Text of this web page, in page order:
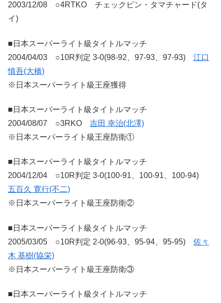
2003/12/08 ○4RTKO チェックピン・タマチャード(タ
イ)
■日本スーパーライト級タイトルマッチ
2004/04/03 ○10R判定 3-0(98-92、97-93、97-93) 江口
慎吾(大橋)
※日本スーパーライト級王座獲得
■日本スーパーライト級タイトルマッチ
2004/08/07 ○3RKO 吉田 幸治(北澤)
※日本スーパーライト級王座防衛①
■日本スーパーライト級タイトルマッチ
2004/12/04 ○10R判定 3-0(100-91、100-91、100-94)
五百久 寛行(不二)
※日本スーパーライト級王座防衛②
■日本スーパーライト級タイトルマッチ
2005/03/05 ○10R判定 2-0(96-93、95-94、95-95) 佐々
木 基樹(協栄)
※日本スーパーライト級王座防衛③
■日本スーパーライト級タイトルマッチ